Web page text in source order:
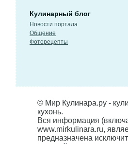
Кулинарный блог
Новости портала
Общение
Фоторецепты
© Мир Кулинара.ру -
кухонь.
Вся информация
www.mirkulinara.ru,
предназначена